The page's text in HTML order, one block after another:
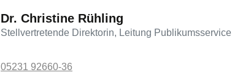
Dr. Christine Rühling
Stellvertretende Direktorin, Leitung Publikumsservice
05231 92660-36